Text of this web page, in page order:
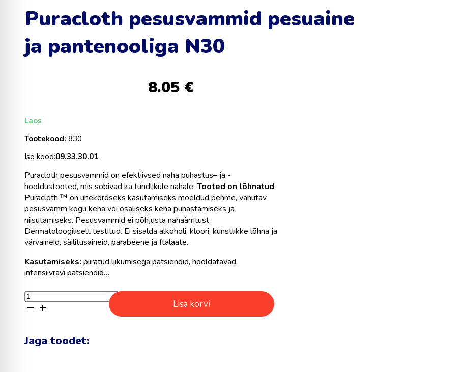
Puracloth pesusvammid pesuaine
ja pantenooliga N30
8.05 €
Laos
Tootekood: 830
Iso kood:09.33.30.01
Puracloth pesusvammid on efektiivsed naha puhastus– ja -
hooldustooted, mis sobivad ka tundlikule nahale. Tooted on lõhnatud.
Puracloth ™ on ühekordseks kasutamiseks mõeldud pehme, vahutav
pesusvamm kogu keha või osaliseks keha puhastamiseks ja
niisutamiseks. Pesusvammid ei põhjusta nahaärritust.
Dermatoloogiliselt testitud. Ei sisalda alkoholi, kloori, kunstlikke lõhna ja
värvaineid, säilitusaineid, parabeene ja ftalaate.
Kasutamiseks: piiratud liikumisega patsiendid, hooldatavad,
intensiivravi patsiendid…
Puracloth
pesusvammid
pantenooliga
N30
Lisa korvi
Jaga toodet: